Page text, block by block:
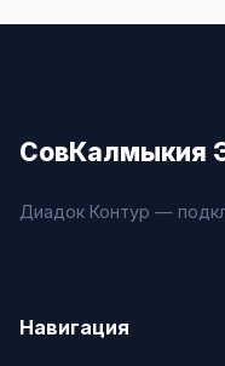
СовКалмыкия
Диадок Контур —
Навигация